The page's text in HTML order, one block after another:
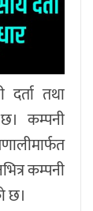
दर्ता तथा
कम्पनी
कम्पनी
छ।